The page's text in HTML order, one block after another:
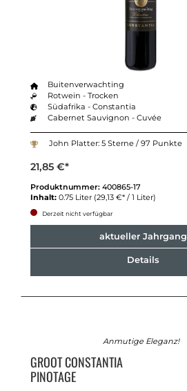
Buitenverwachting
Rotwein - Trocken
Südafrika - Constantia
Cabernet Sauvignon - Cuvée
John Platter: 5 Sterne / 97 Punkte
21,85 €*
Produktnummer: 400865-17
Inhalt: 0.75 Liter (29,13 €* / 1 Liter)
Derzeit nicht verfügbar
aktueller Jahrgang
Details
Anmutige Eleganz!
GROOT CONSTANTIA
PINOTAGE